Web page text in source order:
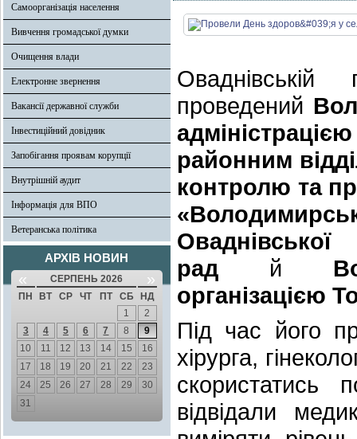
Самоорганізація населення
Вивчення громадської думки
Очищення влади
Електронне звернення
Вакансії державної служби
Інвестиційний довідник
Запобігання проявам корупції
Внутрішній аудит
Інформація для ВПО
Ветеранська політика
АРХІВ НОВИН
« СЕРПЕНЬ 2026 »
ПН ВТ СР ЧТ ПТ СБ
НД
1
2
3
4 5 6 7 8
9
10
11 12 13 14 15
16
17
18 19 20 21 22
23
24
25 26 27 28 29
30
31
проведений
районним
контролю та
рад й
організацією
Під час його
хірурга,
скористатись
відвідали